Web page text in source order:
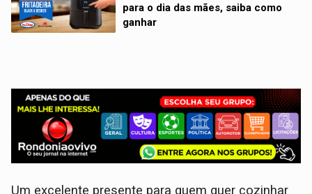
para o dia das mães, saiba como
ganhar
Um excelente presente para quem quer cozinhar